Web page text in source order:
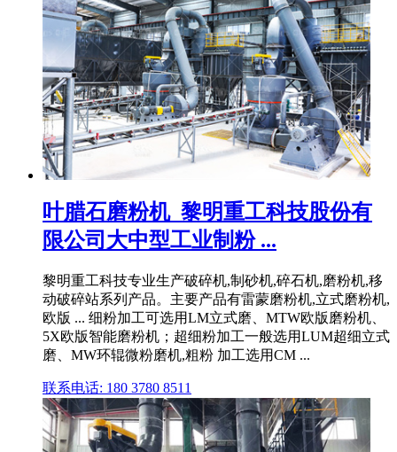
叶腊石磨粉机_黎明重工科技股份有
限公司大中型工业制粉 ...
黎明重工科技专业生产破碎机,制砂机,碎石机,磨粉机,移
动破碎站系列产品。主要产品有雷蒙磨粉机,立式磨粉机,
欧版 ... 细粉加工可选用LM立式磨、MTW欧版磨粉机、
5X欧版智能磨粉机；超细粉加工一般选用LUM超细立式
磨、MW环辊微粉磨机,粗粉 加工选用CM ...
联系电话: 180 3780 8511